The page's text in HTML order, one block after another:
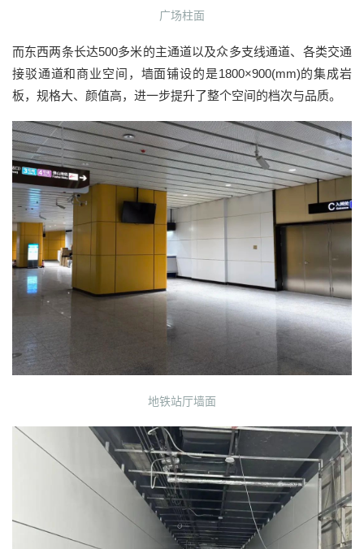
广场柱面
而东西两条长达500多米的主通道以及众多支线通道、各类交通
接驳通道和商业空间，墙面铺设的是1800×900(mm)的集成岩
板，规格大、颜值高，进一步提升了整个空间的档次与品质。
地铁站厅墙面